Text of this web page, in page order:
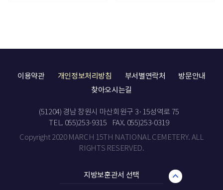
이용약관 개인정보처리방침 부서별연락처
방문안내
찾아오시는길
(51204) 경남 창원시 마산회원구 3·15성역로 75
TEL. 055)253-9315
FAX. 055)253-0319
Copyright 2020 MARCH 15TH NATIONAL CEMETERY. ALL
RIGHTS RESERVED.
지방보훈관서 선택